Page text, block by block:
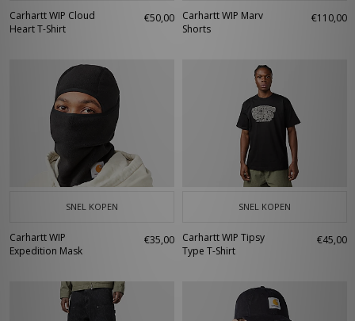
Carhartt WIP Cloud
Heart T-Shirt
€50,00
Carhartt WIP Marv
Shorts
€110,00
SNEL KOPEN
Carhartt WIP
Expedition Mask
€35,00
SNEL KOPEN
Carhartt WIP Tipsy
Type T-Shirt
€45,00